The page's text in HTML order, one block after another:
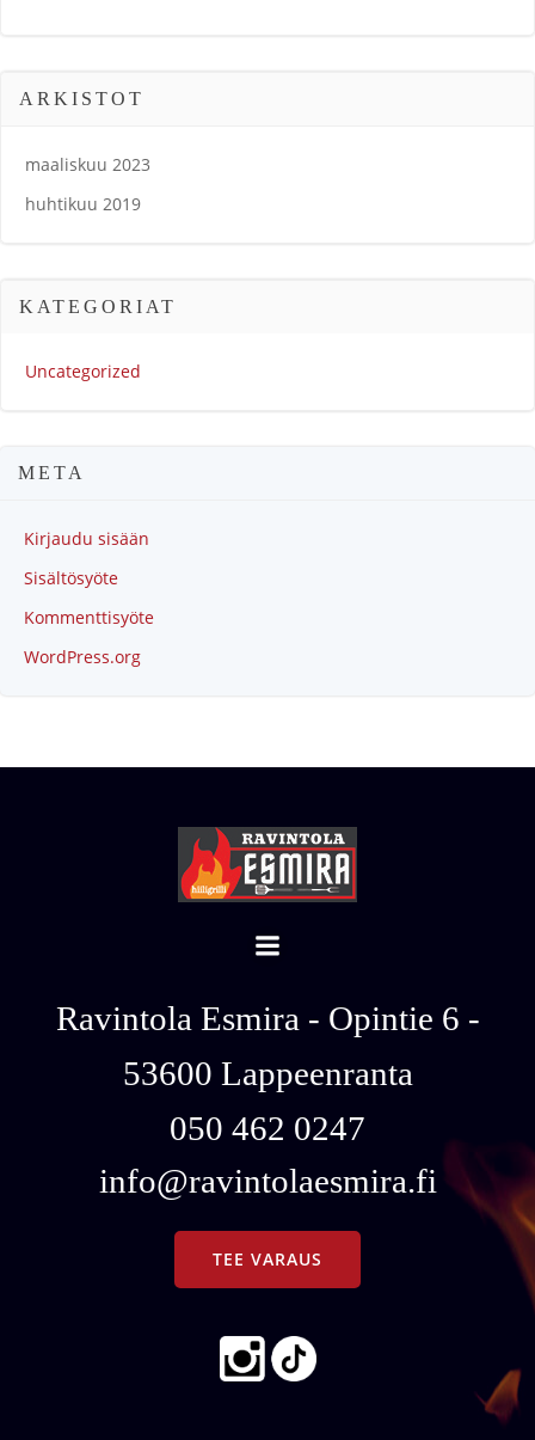
ARKISTOT
maaliskuu 2023
huhtikuu 2019
KATEGORIAT
Uncategorized
META
Kirjaudu sisään
Sisältösyöte
Kommenttisyöte
WordPress.org
Ravintola Esmira - Opintie 6 -
53600 Lappeenranta
050 462 0247
info@ravintolaesmira.fi
TEE VARAUS